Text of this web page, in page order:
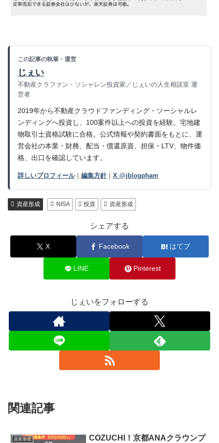
この記事の執筆・運営
じぇい
不動産クラファン・ソシャレン投資家／じぇいの人生相談室 運
営者
2019年から不動産クラウドファンディング・ソーシャルレ
ンディングへ投資し、100案件以上への投資を経験。宅地建
物取引士資格試験に合格。公式情報や契約書面をもとに、運
営会社の本業・財務、配当・償還原資、担保・LTV、物件価
格、出口を確認しています。
詳しいプロフィール｜ 編集方針 ｜ X @jblogpham
資産形成 NISA 投資 資産形成
シェアする
X Facebook はてブ
LINE Pinterest
じぇいをフォローする
関連記事
資産形成
COZUCHI！京都ANAクラウンプ